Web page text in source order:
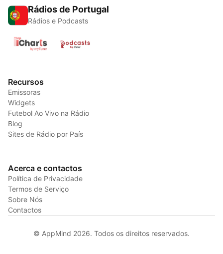
Rádios de Portugal
Rádios e Podcasts
Recursos
Emissoras
Widgets
Futebol Ao Vivo na Rádio
Blog
Sites de Rádio por País
Acerca e contactos
Política de Privacidade
Termos de Serviço
Sobre Nós
Contactos
© AppMind 2026. Todos os direitos reservados.